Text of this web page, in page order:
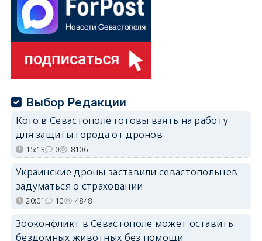
Выбор Редакции
Кого в Севастополе готовы взять на работу
для защиты города от дронов
15:13 0 8106
Украинские дроны заставили севастопольцев
задуматься о страховании
20:01 10 4848
Зооконфликт в Севастополе может оставить
бездомных животных без помощи